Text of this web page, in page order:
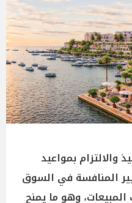
والالتزام بمواعيد
المنافسة في السوق
المبيعات، وهو ما يمنح